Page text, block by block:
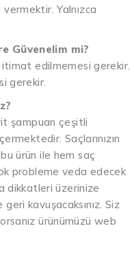
Yalnızca
Güvenelim mi?
edilmemesi gerekir.
gerekir.
şampuan çeşitli
Saçlarınızın
bu ürün ile hem saç
probleme veda edecek
dikkatleri üzerinize
kavuşacaksınız. Siz
ürünümüzü web